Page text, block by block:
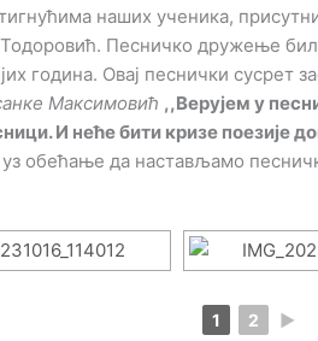
наших ученика,
Песничко дружење
година. Овај песнички сусрет
Максимовић ,,Верујем у
И неће бити кризе поезије
уз обећање да настављамо
1 2 ►